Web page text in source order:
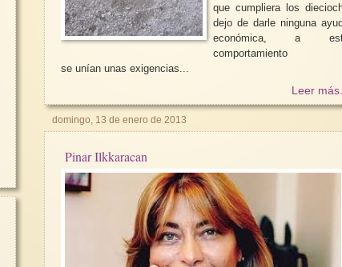
que cumpliera los
dejo de darle ninguna
económica, a
comportamiento
se unían unas exigencias...
Leer
domingo, 13 de enero de 2013
Pinar Ilkkaracan